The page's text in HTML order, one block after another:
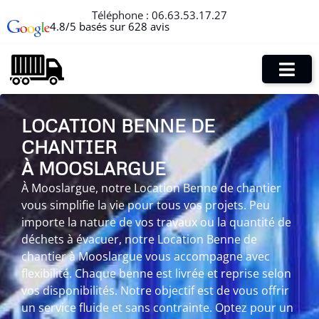
Téléphone : 06.63.53.17.27
4.8/5 basés sur 628 avis
LOCATION BENNE DE
CHANTIER
À MOOSLARGUE
À Mooslargue, notre Location Benne de chantier
vous simplifie la vie pour tous vos projets. Peu
importe la nature de vos travaux ou la quantité de
déchets à évacuer, notre Location Benne de
chantier à Mooslargue vous accompagne avec
flexibilité. Chaque benne est livrée et reprise selon
vos disponibilités. Notre objectif est de vous offrir
un service fluide et sans contrainte. Optez pour un